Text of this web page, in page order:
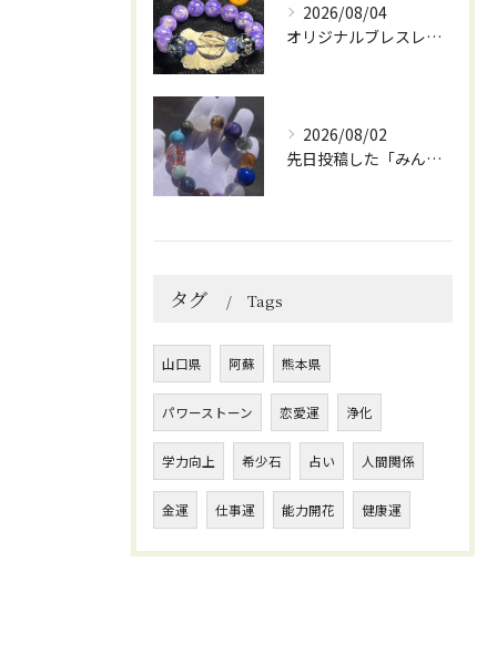
2026/08/04
オリジナルブレスレット作成してみました😊
2026/08/02
先日投稿した「みんなを笑顔にしてくれるブレスレット」に
タグ Tags
山口県 阿蘇 熊本県
パワーストーン 恋愛運 浄化
学力向上 希少石 占い 人間関係
金運 仕事運 能力開花 健康運